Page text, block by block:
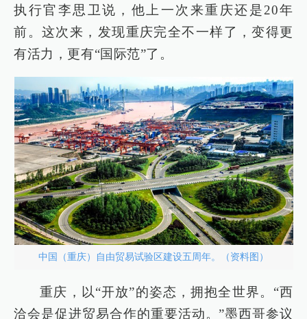
执行官李思卫说，他上一次来重庆还是20年
前。这次来，发现重庆完全不一样了，变得更
有活力，更有“国际范”了。
中国（重庆）自由贸易试验区建设五周年。（资料图）
重庆，以“开放”的姿态，拥抱全世界。“西
洽会是促进贸易合作的重要活动。”墨西哥参议